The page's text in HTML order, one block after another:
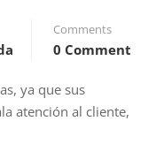
Comments
0 Comment
ya que sus
atención al cliente,